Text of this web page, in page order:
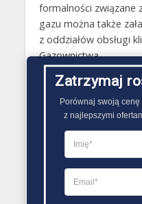
formalności związane
gazu można także
z oddziałów obsługi
Gazownictwa.
Gazy techniczne
Butle gazowe
Gaz płynny
LPG Janikowo
Dostawcy gazu
Zatrzymaj
Porównaj swoją
z najlepszymi